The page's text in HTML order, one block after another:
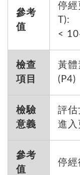
參考
值
停經
T):
<
檢查
項目
黃體
(P4)
檢驗
意義
評估
進入
參考
值
停